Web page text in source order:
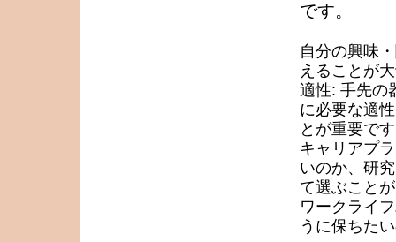
です。
自分の興味
えることが
適性: 手先の
に必要な適
とが重要で
キャリアプ
いのか、研
て選ぶこと
ワークライ
うに保ちた